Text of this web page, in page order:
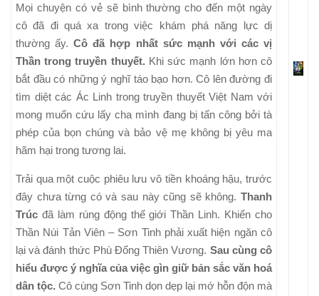
Mọi chuyện có vẻ sẽ bình thường cho đến một ngày
cô đã đi quá xa trong việc khám phá năng lực dị
thường ấy.Cô đã hợp nhất sức mạnh với các vị
Thần trong truyền thuyết. Khi sức mạnh lớn hơn cô
bắt đầu có những ý nghĩ táo bạo hơn. Cô lên đường đi
tìm diệt các Ác Linh trong truyền thuyết Việt Nam với
mong muốn cứu lấy cha mình đang bị tấn công bởi tà
phép của bọn chúng và bảo vệ mẹ không bị yêu ma
hãm hại trong tương lai.
Trải qua một cuộc phiêu lưu vô tiền khoáng hậu, trước
đây chưa từng có và sau này cũng sẽ không. Thanh
Trúc đã làm rúng động thế giới Thần Linh. Khiến cho
Thần Núi Tản Viên –Sơn Tinh phải xuất hiện ngăn cô
lại và đánh thức Phù Đổng Thiên Vương. Sau cùng cô
hiểu được ý nghĩa của việc gìn giữ bản sắc văn hoá
dân tộc. Cô cùng Sơn Tinh dọn dẹp lại mớ hỗn độn mà